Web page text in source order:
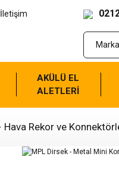
İletişim
AKÜLÜ EL
ALETLERİ
Hava Rekor ve